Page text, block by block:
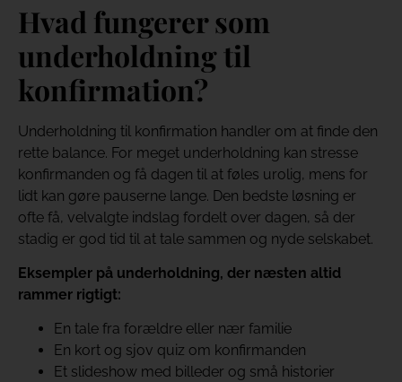
Hvad fungerer som
underholdning til
konfirmation?
Underholdning til konfirmation handler om at finde den
rette balance. For meget underholdning kan stresse
konfirmanden og få dagen til at føles urolig, mens for
lidt kan gøre pauserne lange. Den bedste løsning er
ofte få, velvalgte indslag fordelt over dagen, så der
stadig er god tid til at tale sammen og nyde selskabet.
Eksempler på underholdning, der næsten altid
rammer rigtigt:
En tale fra forældre eller nær familie
En kort og sjov quiz om konfirmanden
Et slideshow med billeder og små historier